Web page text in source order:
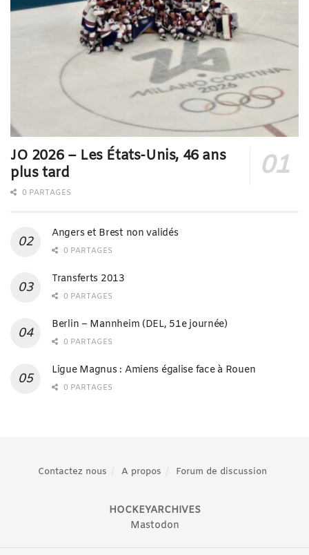
JO 2026 – Les États-Unis, 46 ans
plus tard
0 PARTAGES
Angers et Brest non validés
0 PARTAGES
Transferts 2013
0 PARTAGES
Berlin – Mannheim (DEL, 51e journée)
0 PARTAGES
Ligue Magnus : Amiens égalise face à Rouen
0 PARTAGES
Contactez nous A propos Forum de discussion
HOCKEYARCHIVES
Mastodon